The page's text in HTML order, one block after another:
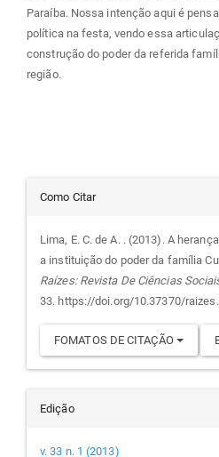
Paraíba. Nossa intenção aqui é
política na festa, vendo essa
construção do poder da referida
região.
Detalhes
do
artigo
Como Citar
Lima, E. C. de A. . (2013). A
a instituição do poder da família
Raízes: Revista De Ciências
33. https://doi.org/10.37370/
FOMATOS DE CITAÇÃO
Edição
v. 33 n. 1 (2013)